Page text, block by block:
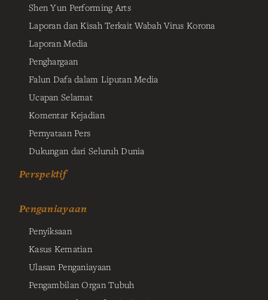
Shen Yun Performing Arts
Laporan dan Kisah Terkait Wabah Virus Korona
Laporan Media
Penghargaan
Falun Dafa dalam Liputan Media
Ucapan Selamat
Komentar Kejadian
Pernyataan Pers
Dukungan dari Seluruh Dunia
Perspektif
Penganiayaan
Penyiksaan
Kasus Kematian
Ulasan Penganiayaan
Pengambilan Organ Tubuh